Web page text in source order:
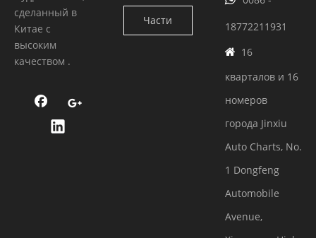
сделанный в
Китае с
высоким
качеством .
двигатель
Камминс
Части
18772211931
 16
кварталов и 16
номеров
города Jinxiu
Auto Charts, No.
1 Dongfeng
Automobile
Avenue,